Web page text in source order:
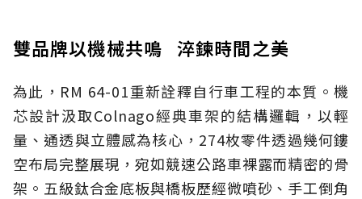
雙品牌以機械共鳴 淬鍊時間之美
為此，RM 64-01重新詮釋自行車工程的本質。機
芯設計汲取Colnago經典車架的結構邏輯，以輕
量、通透與立體感為核心，274枚零件透過幾何鏤
空布局完整展現，宛如競速公路車裸露而精密的骨
架。五級鈦合金底板與橋板歷經微噴砂、手工倒角